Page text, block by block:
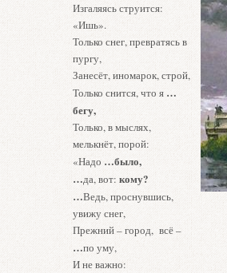
Изгаляясь струится:
«Ишь».
Только снег, превратясь в
пургу,
Занесёт, иномарок, строй,
Только снится, что я …
бегу,
Только, в мыслях,
мелькнёт, порой:
«Надо …было,
…да, вот: кому?
…Ведь, проснувшись,
увижу снег,
Прежний – город, всё –
…по уму,
И не важно: